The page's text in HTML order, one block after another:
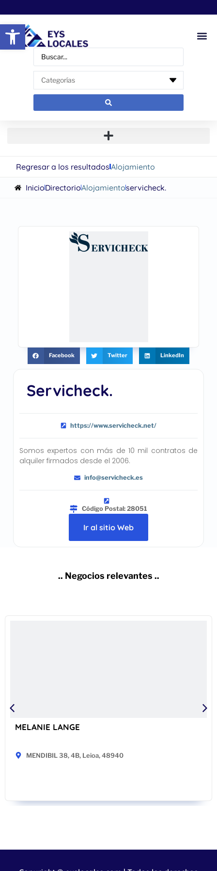
Abrir barra de herramientas
Regresar a los resultadosAlojamiento
InicioDirectorioAlojamientoservicheck.
Servicheck.
https://www.servicheck.net/
Somos expertos con más de 10 mil contratos de
alquiler firmados desde el 2006.
info@servicheck.es
Código Postal: 28051
Ir al sitio Web
Facebook Twitter LinkedIn
.. Negocios relevantes ..
MELANIE LANGE
MENDIBIL 38, 4B, Leioa, 48940